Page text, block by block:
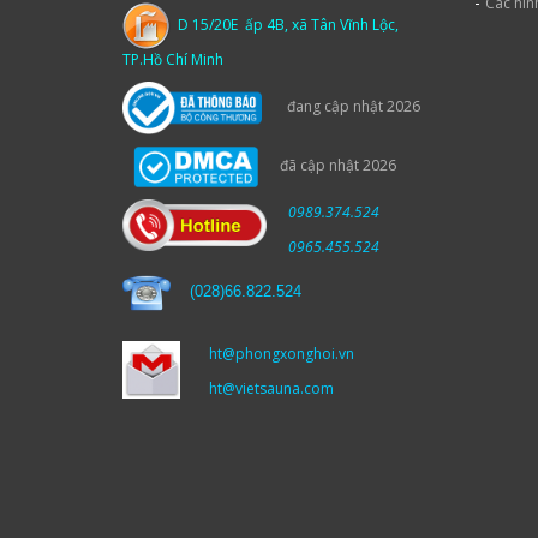
D 15/20E ấp 4B, xã Tân Vĩnh Lộc,
TP.Hồ Chí Minh
đang cập nhật 2026
đã cập nhật 2026
0989.374.524
0965.455.524
(028)66.822.524
ht@phongxonghoi.vn
ht@vietsauna.com